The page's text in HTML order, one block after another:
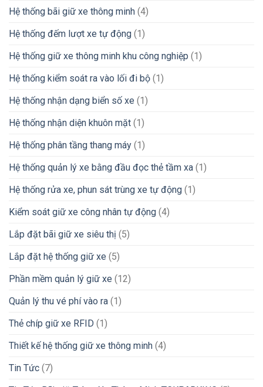
Hệ thống bãi giữ xe thông minh (4)
Hệ thống đếm lượt xe tự động (1)
Hệ thống giữ xe thông minh khu công nghiệp (1)
Hệ thống kiểm soát ra vào lối đi bộ (1)
Hệ thống nhận dạng biển số xe (1)
Hệ thống nhận diện khuôn mặt (1)
Hệ thống phân tầng thang máy (1)
Hệ thống quản lý xe bằng đầu đọc thẻ tầm xa (1)
Hệ thống rửa xe, phun sát trùng xe tự động (1)
Kiểm soát giữ xe công nhân tự động (4)
Lắp đặt bãi giữ xe siêu thị (5)
Lắp đặt hệ thống giữ xe (5)
Phần mềm quản lý giữ xe (12)
Quản lý thu vé phí vào ra (1)
Thẻ chíp giữ xe RFID (1)
Thiết kế hệ thống giữ xe thông minh (4)
Tin Tức (7)